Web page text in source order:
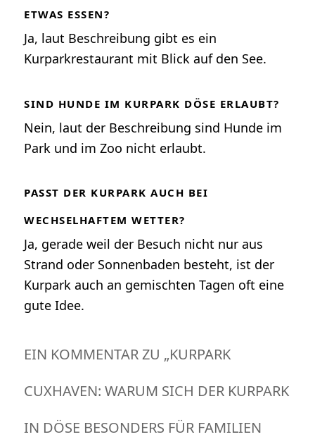
ETWAS ESSEN?
Ja, laut Beschreibung gibt es ein
Kurparkrestaurant mit Blick auf den See.
SIND HUNDE IM KURPARK DÖSE ERLAUBT?
Nein, laut der Beschreibung sind Hunde im
Park und im Zoo nicht erlaubt.
PASST DER KURPARK AUCH BEI
WECHSELHAFTEM WETTER?
Ja, gerade weil der Besuch nicht nur aus
Strand oder Sonnenbaden besteht, ist der
Kurpark auch an gemischten Tagen oft eine
gute Idee.
EIN KOMMENTAR ZU „KURPARK
CUXHAVEN: WARUM SICH DER KURPARK
IN DÖSE BESONDERS FÜR FAMILIEN